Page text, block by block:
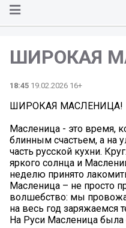
ШИРОКАЯ
18:45 19.02.2026 16+
ШИРОКАЯ МАСЛЕНИЦА!
Масленица - это время,
блинным счастьем, а на
часть русской кухни.
яркого солнца и
неделю принято
Масленица – не просто
волшебство: мы
на весь год заряжаемся
️На Руси Масленица